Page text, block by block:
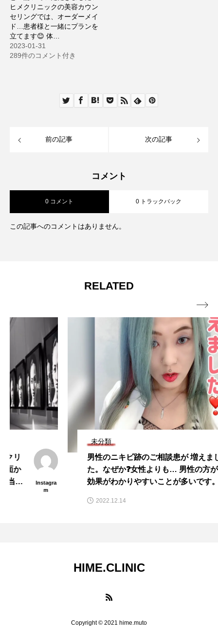
ヒメクリニックの美容カウン
セリングでは、オーダーメイ
ド…患者様と一緒にプランを
立てます😊 体…
2023-01-31
289件のコメント付き
前の記事 次の記事
コメント
0 コメント 0 トラックバック
この記事へのコメントはありません。
RELATED
男性のニキビ跡のご相談患が 増えまし
た。なぜか❓女性よりも… 男性の方が、
効果がわかりやすいことが多いです。 そ
れが❓なぜか❓は…まだわかりません…そ
れより…本当に…院長の私が話を聞くこ
Instagra

HIME.CLINIC
Copyright © 2021 hime.muto